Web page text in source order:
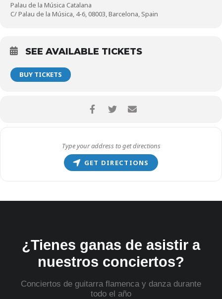
Palau de la Música Catalana
C/ Palau de la Música, 4-6, 08003, Barcelona, Spain
SEE AVAILABLE TICKETS
BUY TICKETS
GET DIRECTIONS
¿Tienes ganas de asistir a
nuestros conciertos?
Conciertos de guitarra flamenca y danza durante
todo el año